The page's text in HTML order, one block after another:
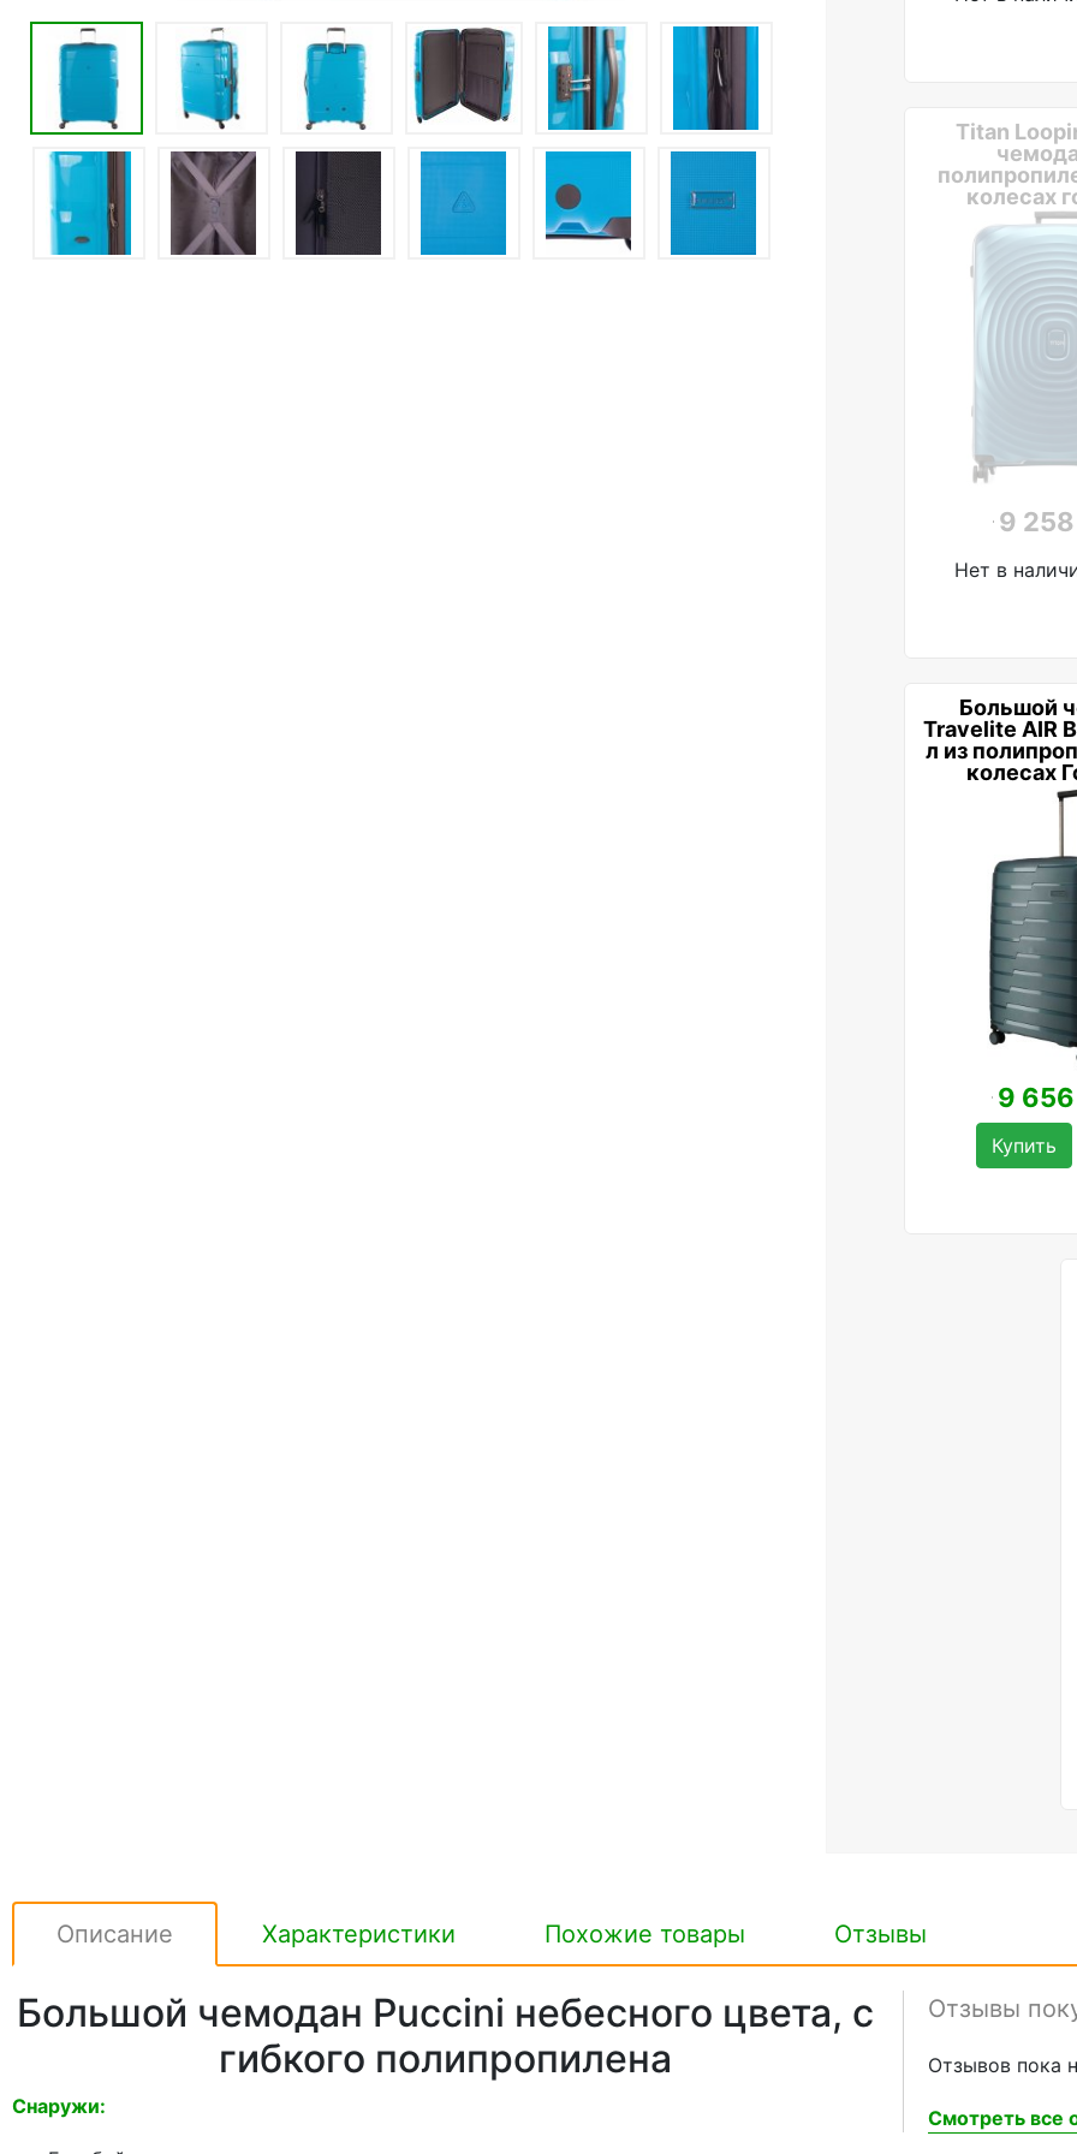
Titan
колесах
9 258
Нет в
Большой
Travelite AIR
л из
колесах
9 656
Купить
Описание Характеристики Похожие товары Отзывы
Отзывы
Отзывов пока
Смотреть все
Большой чемодан Puccini небесного цвета, с
гибкого полипропилена
Снаружи: